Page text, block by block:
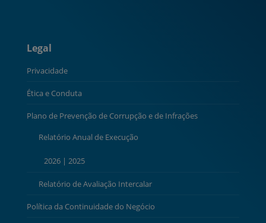
Legal
Privacidade
Ética e Conduta
Plano de Prevenção de Corrupção e de Infrações
Relatório Anual de Execução
2026| 2025
Relatório de Avaliação Intercalar
Política da Continuidade do Negócio